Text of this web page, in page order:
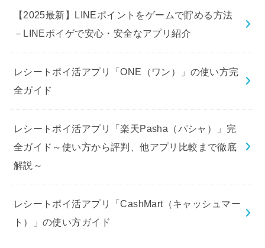
【2025最新】LINEポイントをゲームで貯める方法
－LINEポイゲで安心・安全なアプリ紹介
レシートポイ活アプリ「ONE（ワン）」の使い方完
全ガイド
レシートポイ活アプリ「楽天Pasha（パシャ）」完
全ガイド～使い方から評判、他アプリ比較まで徹底
解説～
レシートポイ活アプリ「CashMart（キャッシュマー
ト）」の使い方ガイド